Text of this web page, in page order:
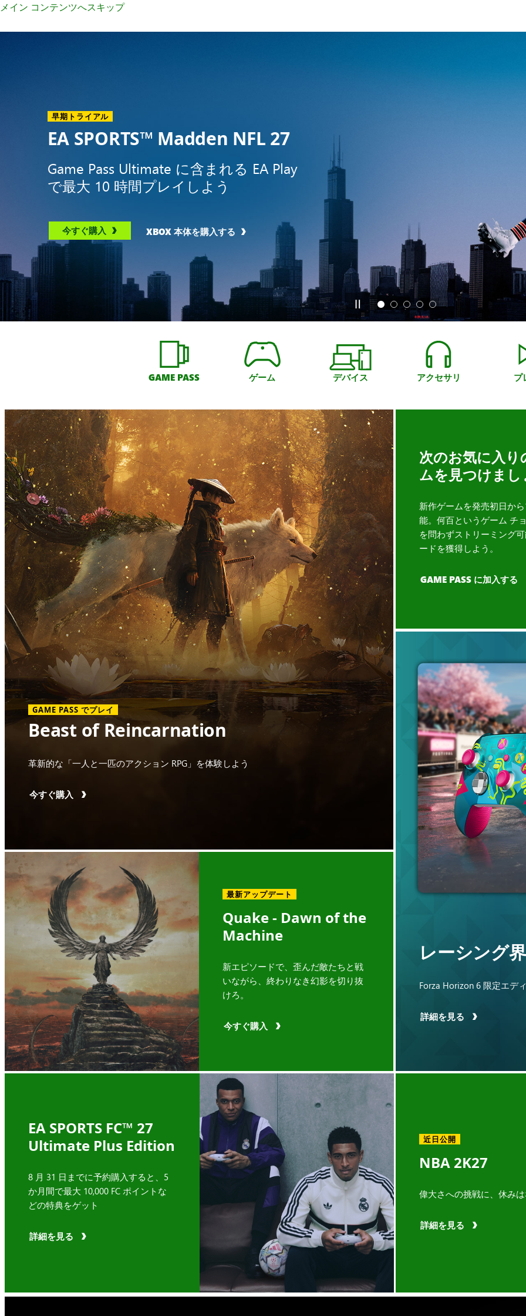
メイン コンテンツへスキップ
早期トライアル
EA SPORTS™ Madden NFL 27
Game Pass Ultimate に含まれる EA Play
で最大 10 時間プレイしよう
今すぐ購入 XBOX 本体を購入する
GAME PASS ゲーム デバイス アクセサリ プ
GAME PASS でプレイ
Beast of Reincarnation
革新的な「一人と一匹のアクション RPG」を体験しよう
今すぐ購入
次のお気に入り
ムを見つけまし
新作ゲームを発売初日か
能。何百というゲーム チ
を問わずストリーミング
ードを獲得しよう。
GAME PASS に加入する
レーシング
Forza Horizon 6 限定エデ
詳細を見る
最新アップデート
Quake - Dawn of the
Machine
新エピソードで、歪んだ敵たちと戦
いながら、終わりなき幻影を切り抜
けろ。
今すぐ購入
EA SPORTS FC™ 27
Ultimate Plus Edition
8 月 31 日までに予約購入すると、5
か月間で最大 10,000 FC ポイントな
どの特典をゲット
詳細を見る
近日公開
NBA 2K27
偉大さへの挑戦に、休み
詳細を見る